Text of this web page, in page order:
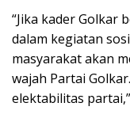
“Jika kader Golkar
dalam kegiatan
masyarakat akan
wajah Partai
elektabilitas